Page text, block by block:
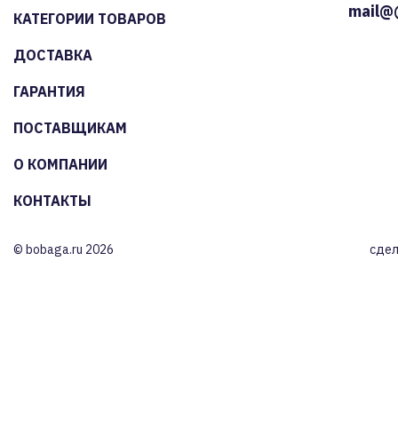
КАТЕГОРИИ ТОВАРОВ
ДОСТАВКА
ГАРАНТИЯ
ПОСТАВЩИКАМ
О КОМПАНИИ
КОНТАКТЫ
© bobaga.ru 2026